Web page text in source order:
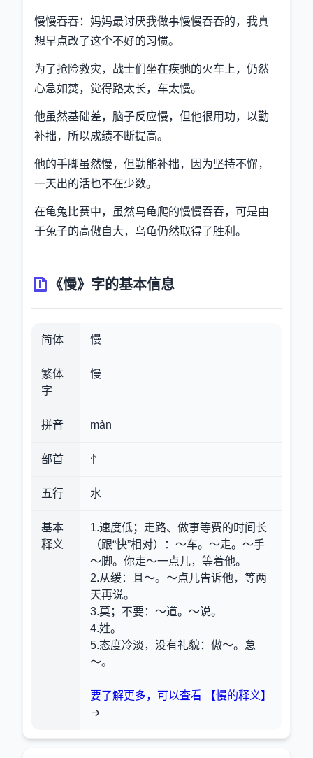
慢慢吞吞：妈妈最讨厌我做事慢慢吞吞的，我真
想早点改了这个不好的习惯。
为了抢险救灾，战士们坐在疾驰的火车上，仍然
心急如焚，觉得路太长，车太慢。
他虽然基础差，脑子反应慢，但他很用功，以勤
补拙，所以成绩不断提高。
他的手脚虽然慢，但勤能补拙，因为坚持不懈，
一天出的活也不在少数。
在龟兔比赛中，虽然乌龟爬的慢慢吞吞，可是由
于兔子的高傲自大，乌龟仍然取得了胜利。
《慢》字的基本信息
简体 慢
繁体
字
慢
拼音 màn
部首 忄
五行 水
基本
释义
1.速度低；走路、做事等费的时间长
（跟“快”相对）
：～车。～走。～手
～脚。你走～一点儿，等着他。
2.从缓：且～。～点儿告诉他，等两
天再说。
3.莫；不要：～道。～说。
4.姓。
5.态度冷淡，没有礼貌：傲～。怠
～。
要了解更多，可以查看 【慢的释义】